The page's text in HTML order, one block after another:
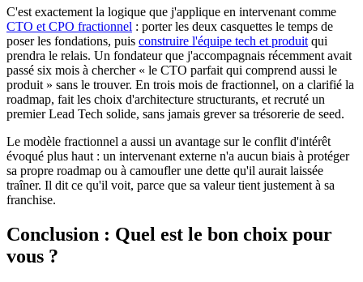
C'est exactement la logique que j'applique en intervenant comme
CTO et CPO fractionnel : porter les deux casquettes le temps de
poser les fondations, puis construire l'équipe tech et produit qui
prendra le relais. Un fondateur que j'accompagnais récemment avait
passé six mois à chercher « le CTO parfait qui comprend aussi le
produit » sans le trouver. En trois mois de fractionnel, on a clarifié la
roadmap, fait les choix d'architecture structurants, et recruté un
premier Lead Tech solide, sans jamais grever sa trésorerie de seed.
Le modèle fractionnel a aussi un avantage sur le conflit d'intérêt
évoqué plus haut : un intervenant externe n'a aucun biais à protéger
sa propre roadmap ou à camoufler une dette qu'il aurait laissée
traîner. Il dit ce qu'il voit, parce que sa valeur tient justement à sa
franchise.
Conclusion : Quel est le bon choix pour
vous ?